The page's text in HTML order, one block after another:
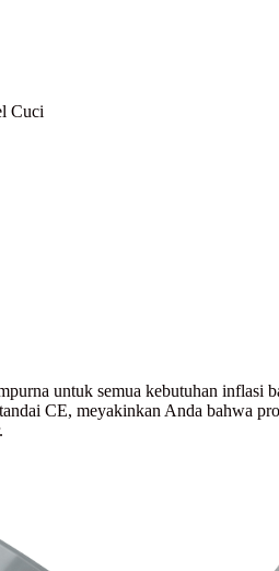
Cuci
untuk semua kebutuhan
CE, meyakinkan Anda bahwa